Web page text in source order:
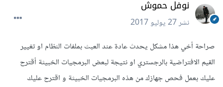
نوفل حموش
نشر27 يوليو 2017
صراحة أخي هذا مشكل يحدث عادة عند العبث بملفات النظام او تغيير
القيم الافتراضية بالرجستري او نتيجة لبعض البرمجيات الخبيثة أقترح
عليك بعمل فحص جهازك من هذه البرمجيات الخبيثة و اقترح عليك